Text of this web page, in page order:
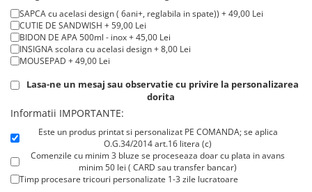
Cadouri Back to school
Cadouri de Paște
Cadouri Traditionale Romanesti
8 Martie
Cadouri Iubitori de animale
Cadouri GRAVIDE
Cadouri pentru sportivi
Cadouri Colegi, sefi sau angajati
Cadouri pentru Doctori
SAPCA cu acelasi design ( 6ani+, reglabila in spate)) + 49,00 Lei
CUTIE DE SANDWISH + 59,00 Lei
BIDON DE APA 500ml - inox + 45,00 Lei
INSIGNA scolara cu acelasi design + 8,00 Lei
MOUSEPAD + 49,00 Lei
Lasa-ne un mesaj sau observatie cu privire la personalizarea
dorita
Informatii IMPORTANTE:
Este un produs printat si personalizat PE COMANDA; se aplica
O.G.34/2014 art.16 litera (c)
Comenzile cu minim 3 bluze se proceseaza doar cu plata in avans
minim 50 lei ( CARD sau transfer bancar)
Timp procesare tricouri personalizate 1-3 zile lucratoare